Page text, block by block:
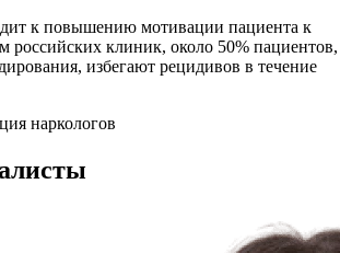
к повышению мотивации пациента к
клиник, около 50% пациентов,
избегают рецидивов в течение
наркологов